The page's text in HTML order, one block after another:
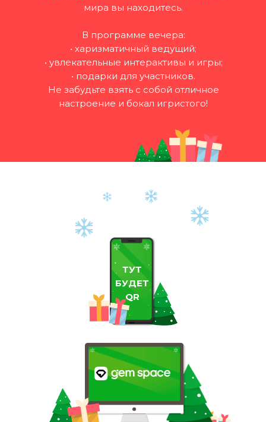
мира вы находитесь.
В программе вечера:
• харизматичный ведущий;
• увлекательные интерактивы и игры;
• подарки для участников.
Не забудьте взять с собой отличное
настроение и бокал игристого!
ТУТ
БУДЕТ
QR